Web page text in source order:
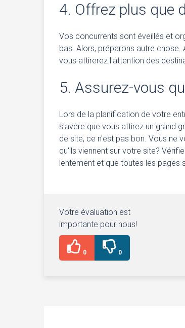
4. Offrez plus que
Vos concurrents sont éveillés et
bas. Alors, préparons autre chose.
vous attirerez l'attention des
5. Assurez-vous
Lors de la planification de votre
s'avère que vous attirez un grand
de site, ce n'est pas bon. Vous ne
qu'ils viennent sur votre site?
lentement et que toutes les
Votre évaluation est
importante pour nous!
0 0